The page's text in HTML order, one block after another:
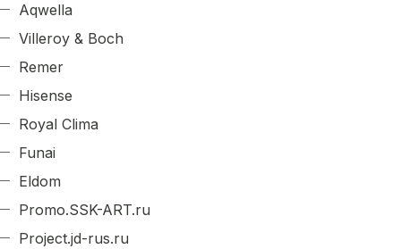
Aqwella
Villeroy & Boch
Remer
Hisense
Royal Clima
Funai
Eldom
Promo.SSK-ART.ru
Project.jd-rus.ru